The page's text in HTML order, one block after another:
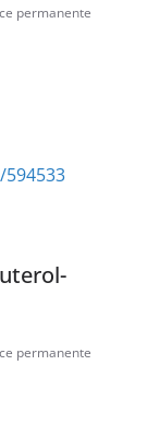
permanente
permanente